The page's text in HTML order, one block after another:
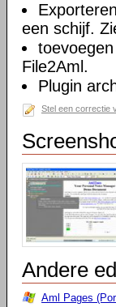
een schijf.
File2Aml.
Plugin
Stel een correctie
Andere
Aml Pages